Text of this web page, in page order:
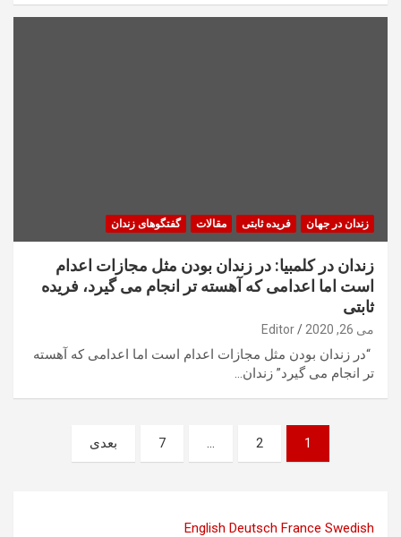
زندان در جهان فریده ثابتی مقالات گفتگوهای زندان
زندان در کلمبیا: در زندان بودن مثل مجازات اعدام
است اما اعدامی که آهسته تر انجام می گیرد، فریده
ثابتی
می 26, 2020 Editor
“در زندان بودن مثل مجازات اعدام است اما اعدامی که آهسته
تر انجام می گیرد” زندان…
صفحه‌بندی
نوشته‌ها
1
2
…
7 بعدی
English Deutsch France Swedish